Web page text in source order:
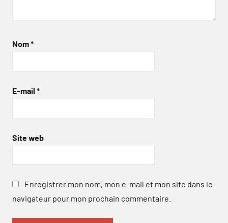
Nom*
E-mail *
Site web
Enregistrer mon nom, mon e-mail et mon site dans le
navigateur pour mon prochain commentaire.